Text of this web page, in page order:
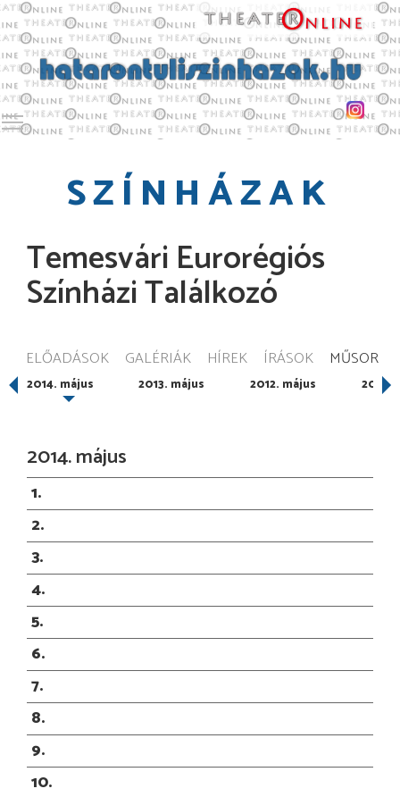
Toggle main menu visibility
SZÍNHÁZAK
Temesvári Eurorégiós
Színházi Találkozó
ELŐADÁSOK GALÉRIÁK HÍREK ÍRÁSOK MŰSOR
2014. május 2013. május 2012. május 2011.
2014. május
1
2
3
4
5
6
7
8
9
10